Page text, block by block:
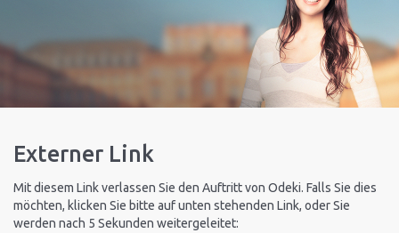
Externer Link
Mit diesem Link verlassen Sie den Auftritt von Odeki. Falls Sie dies
möchten, klicken Sie bitte auf unten stehenden Link, oder Sie
werden nach 5 Sekunden weitergeleitet: